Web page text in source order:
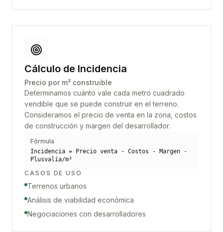
Cálculo de Incidencia
Precio por m² construible
Determinamos cuánto vale cada metro cuadrado
vendible que se puede construir en el terreno.
Consideramos el precio de venta en la zona, costos
de construcción y margen del desarrollador.
Fórmula
Incidencia = Precio venta - Costos - Margen -
Plusvalía/m²
CASOS DE USO
Terrenos urbanos
Análisis de viabilidad económica
Negociaciones con desarrolladores